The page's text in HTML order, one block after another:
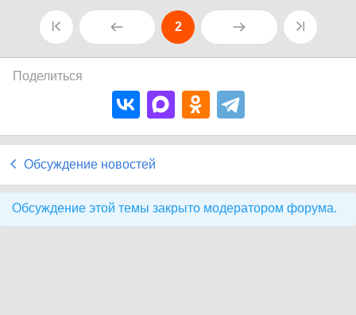
2
Поделиться
Обсуждение новостей
Обсуждение этой темы закрыто модератором форума.